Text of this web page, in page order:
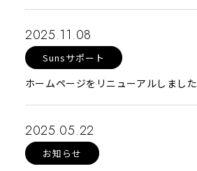
2025.11.08
Sunsサポート
ホームページをリニューアルしました
2025.05.22
お知らせ